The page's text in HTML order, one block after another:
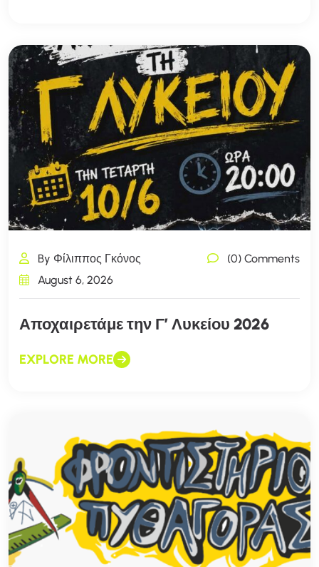
By Φίλιππος Γκόνος
(0) Comments
August 6, 2026
Αποχαιρετάμε την Γ’ Λυκείου 2026
EXPLORE MORE